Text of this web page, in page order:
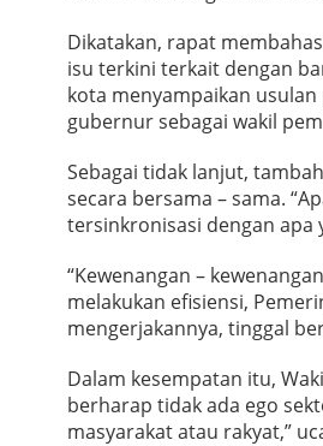
I
n
f
r
a
t
r
u
k
u
r
Dikatakan, rapat
isu terkini terkait dengan
kota menyampaikan
gubernur sebagai wakil
Sebagai tidak lanjut,
secara bersama – sama.
tersinkronisasi dengan apa
“Kewenangan –
melakukan efisiensi,
mengerjakannya, tinggal
Dalam kesempatan itu,
berharap tidak ada ego
masyarakat atau rakyat,”